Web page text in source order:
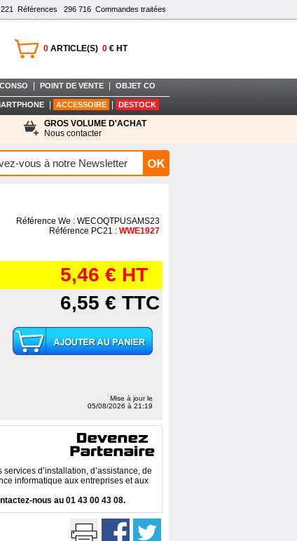
Références 296 716 Commandes traitées
0 ARTICLE(S) 0 € HT
CONSO POINT DE VENTE OBJET CO
ACCESSOIRE DESTOCK
GROS VOLUME D'ACHAT
Nous contacter
Référence We : WECOQTPUSAMS23
Référence PC21 : WWE1927
5,46 € HT
6,55 € TTC
Mise à jour le
05/08/2026 à 21:19
d’installation, d’assistance, de
informatique aux entreprises et aux
nous au 01 43 00 43 08.